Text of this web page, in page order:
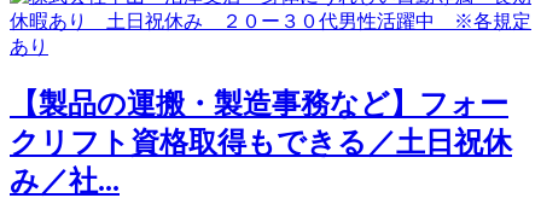
【製品の運搬・製造事務など】フォー
クリフト資格取得もできる／土日祝休
み／社...